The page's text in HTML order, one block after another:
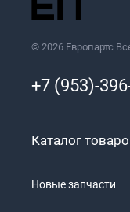
© 2026 Европартс
+7 (953)-
Каталог
Новые запчасти